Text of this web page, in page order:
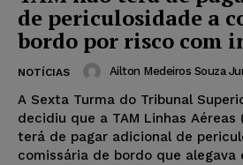
de periculosidade a
bordo por risco com
NOTÍCIAS Ailton Medeiros Souza
A Sexta Turma do Tribunal
decidiu que a TAM Linhas
terá de pagar adicional de
comissária de bordo que alegava